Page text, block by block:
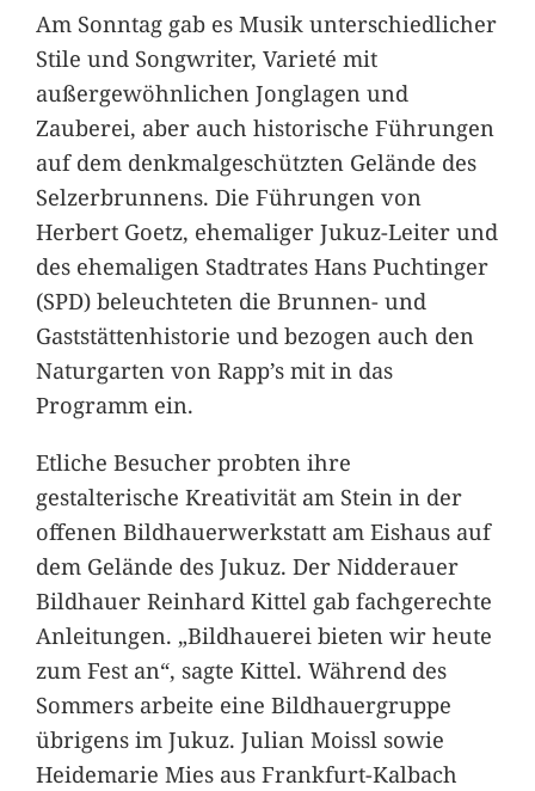
Am Sonntag gab es Musik unterschiedlicher
Stile und Songwriter, Varieté mit
außergewöhnlichen Jonglagen und
Zauberei, aber auch historische Führungen
auf dem denkmalgeschützten Gelände des
Selzerbrunnens. Die Führungen von
Herbert Goetz, ehemaliger Jukuz-Leiter und
des ehemaligen Stadtrates Hans Puchtinger
(SPD) beleuchteten die Brunnen- und
Gaststättenhistorie und bezogen auch den
Naturgarten von Rapp’s mit in das
Programm ein.
Etliche Besucher probten ihre
gestalterische Kreativität am Stein in der
offenen Bildhauerwerkstatt am Eishaus auf
dem Gelände des Jukuz. Der Nidderauer
Bildhauer Reinhard Kittel gab fachgerechte
Anleitungen. „Bildhauerei bieten wir heute
zum Fest an“, sagte Kittel. Während des
Sommers arbeite eine Bildhauergruppe
übrigens im Jukuz. Julian Moissl sowie
Heidemarie Mies aus Frankfurt-Kalbach